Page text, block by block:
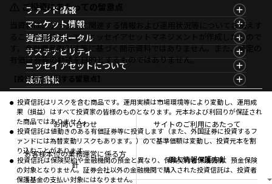
ご投資にあたっての留意点
当資料は、ファンドに関連する情報および運用状況等についてお伝えす
ることを目的として、ニッセイアセットマネジメントが作成したもので
す。金融商品取引法等に基づく開示資料ではありません。また、特定の
有価証券等の勧誘を目的とするものではありません。
【投資信託に関する留意点】
投資信託はリスクを含む商品です。運用実績は市場環境等により変動し、運用成
果（損益）はすべて投資家の皆様のものとなります。元本および利回りが保証され
た商品ではありません。
投資信託は値動きのある有価証券等に投資します（また、外国証券に投資するフ
ァンドには為替変動リスクもあります。）ので基準価額は変動し、投資元本を割
り込むことがあります。
投資信託は保険契約や金融機関の預金と異なり、保険契約者保護機構、預金保険
の対象となりません。証券会社以外の金融機関で購入された投資信託は、投資者
保護基金の支払い対象にはなりません。
ファンド情報
ファンド情報TOP
基準価額一覧
ファンド検索
ファンド比較
決算カレンダー
海外休日カレンダー
投資信託新商品のご案内
投資信託償還商品のご案内
ちょこっと3分！ファンドシアター
有価証券届出書の効力の発生の有無について
こだわりのインデックスファンド 購入・換金手数料
なしシリーズ
確定拠出年金について
マーケット情報
マーケット情報TOP
マーケット指数
マーケットレポート
コラム
ファンドレポート
資産形成ポータル
資産形成ポータルTOP
資産形成サービス
Nダイレクト
Goal Navi
資産形成サポート
NAMシティ
お問い合わせ
よくあるご質問
投資の教室
サステナビリティ
サステナビリティTOP
サステナビリティ経営
サステナブル投資
ニッセイアセットについて
ニッセイアセットについてTOP
会社情報
プレスリリース
受賞歴
方針・その他開示情報
採用情報
公式キャラクターのご紹介
最新情報
マーケットニュース
商品ニュース
おしらせ
メディアお問い合わせ サイトのご利用にあたって
お客様本位の業務運営に係る方
針
個人情報保護方針